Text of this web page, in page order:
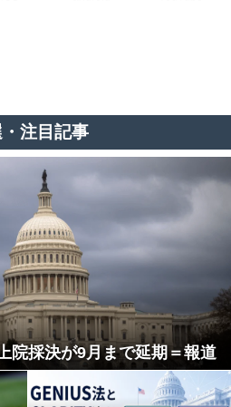
注目記事
院採決が9月まで延期＝報道